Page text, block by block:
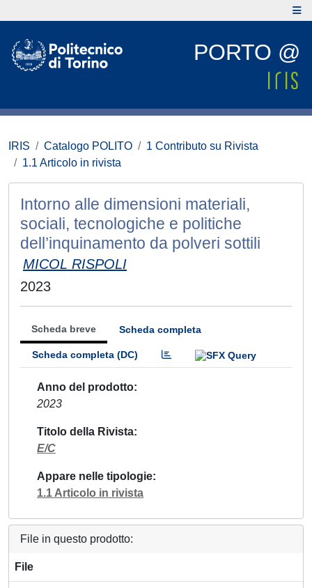
PORTO @
IRIS Catalogo POLITO
1 Contributo su Rivista
1.1 Articolo in rivista
Intorno alle dimensioni materiali,
sociali, tecnologiche e politiche
dell’inquinamento da polveri sottili
MICOL RISPOLI
2023
Scheda breve Scheda completa
Scheda completa (DC)
Anno del prodotto
2023
Titolo della Rivista
E/C
Appare nelle tipologie
1.1 Articolo in rivista
File in questo prodotto:
File